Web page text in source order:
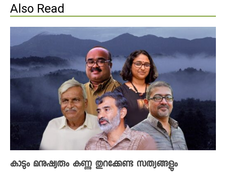
Also Read
കാടും മനുഷ്യരും കണ്ണു തുറക്കേണ്ട സത്യങ്ങളും